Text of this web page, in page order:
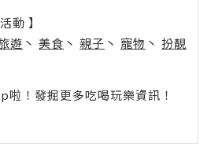
動 】
遊 丶 美食 丶 親子 丶 寵物 丶 扮靚
！發掘更多吃喝玩樂資訊！